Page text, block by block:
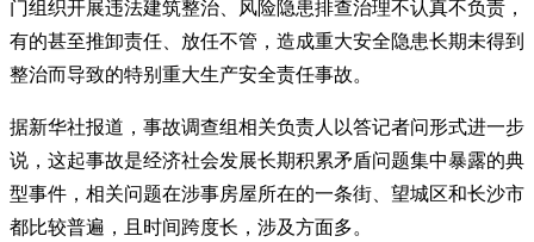
门组织开展违法建筑整治、风险隐患排查治理不认真不负责，
有的甚至推卸责任、放任不管，造成重大安全隐患长期未得到
整治而导致的特别重大生产安全责任事故。
据新华社报道，事故调查组相关负责人以答记者问形式进一步
说，这起事故是经济社会发展长期积累矛盾问题集中暴露的典
型事件，相关问题在涉事房屋所在的一条街、望城区和长沙市
都比较普遍，且时间跨度长，涉及方面多。